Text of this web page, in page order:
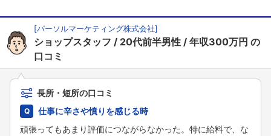
[パーソルマーケティング株式会社]
ショップスタッフ 20代前半男性 年収300万円 の
口コミ
長所・短所の口コミ
仕事に辛さや憤りを感じる時
頑張ってもあまり評価につながらなかった。特に給料で、な